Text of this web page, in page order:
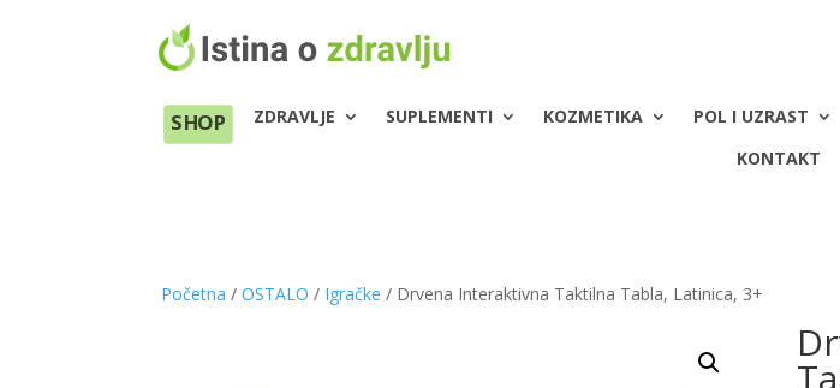
SHOP ZDRAVLJE SUPLEMENTI KOZMETIKA POL I UZRAST
KONTAKT
Početna /OSTALO / Igračke / Drvena Interaktivna Taktilna Tabla, Latinica, 3+